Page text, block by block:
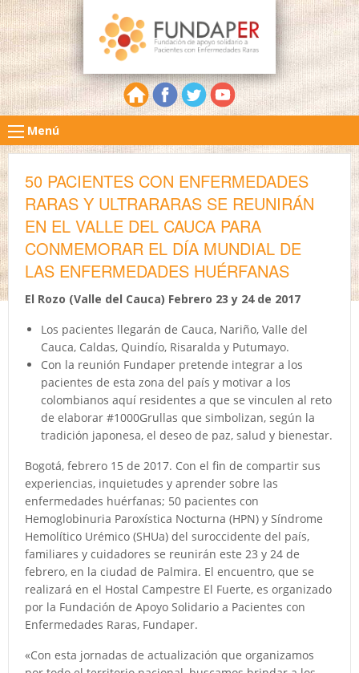
Menú
50 PACIENTES CON ENFERMEDADES
RARAS Y ULTRARARAS SE REUNIRÁN
EN EL VALLE DEL CAUCA PARA
CONMEMORAR EL DÍA MUNDIAL DE
LAS ENFERMEDADES HUÉRFANAS
El Rozo (Valle del Cauca) Febrero 23 y 24 de 2017
Los pacientes llegarán de Cauca, Nariño, Valle del
Cauca, Caldas, Quindío, Risaralda y Putumayo.
Con la reunión Fundaper pretende integrar a los
pacientes de esta zona del país y motivar a los
colombianos aquí residentes a que se vinculen al reto
de elaborar #1000Grullas que simbolizan, según la
tradición japonesa, el deseo de paz, salud y bienestar.
Bogotá, febrero 15 de 2017. Con el fin de compartir sus
experiencias, inquietudes y aprender sobre las
enfermedades huérfanas; 50 pacientes con
Hemoglobinuria Paroxística Nocturna (HPN) y Síndrome
Hemolítico Urémico (SHUa) del suroccidente del país,
familiares y cuidadores se reunirán este 23 y 24 de
febrero, en la ciudad de Palmira. El encuentro, que se
realizará en el Hostal Campestre El Fuerte, es organizado
por la Fundación de Apoyo Solidario a Pacientes con
Enfermedades Raras, Fundaper.
«Con esta jornadas de actualización que organizamos